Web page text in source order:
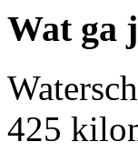
Wat ga
425